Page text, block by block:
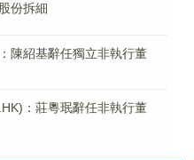
份拆細
陳紹基辭任獨立非執行董
：莊粵珉辭任非執行董